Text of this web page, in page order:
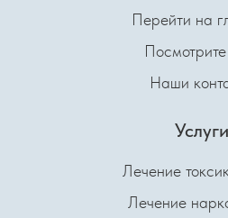
Перейти на
Наши
Услуги
Лечение
Лечение